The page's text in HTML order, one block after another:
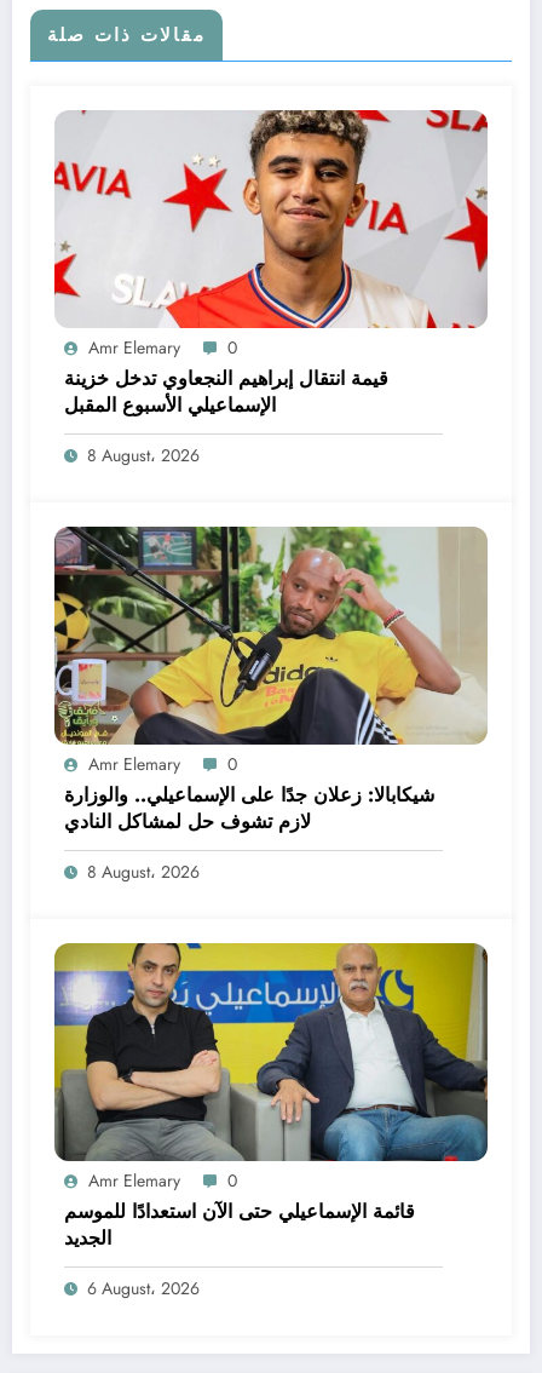
مقالات ذات صلة
Amr Elemary 0
قيمة انتقال إبراهيم النجعاوي تدخل خزينة
الإسماعيلي الأسبوع المقبل
8 August، 2026
Amr Elemary 0
شيكابالا: زعلان جدًا على الإسماعيلي.. والوزارة
لازم تشوف حل لمشاكل النادي
8 August، 2026
Amr Elemary 0
قائمة الإسماعيلي حتى الآن استعدادًا للموسم
الجديد
6 August، 2026